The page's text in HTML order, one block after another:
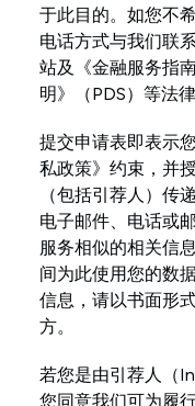
于此目的。如您不
电话方式与我们联
站及《金融服务指
明》（PDS）等法律
提交申请表即表示
私政策》约束，并
（包括引荐人）传
电子邮件、电话或
服务相似的相关信
间为此使用您的数
信息，请以书面形
方。
若您是由引荐人（
您同意我们可为履